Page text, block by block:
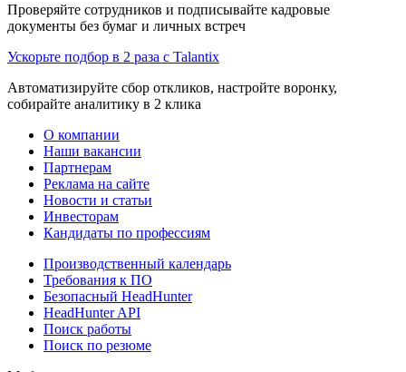
Проверяйте сотрудников и подписывайте кадровые
документы без бумаг и личных встреч
Ускорьте подбор в 2 раза с Talantix
Автоматизируйте сбор откликов, настройте воронку,
собирайте аналитику в 2 клика
О компании
Наши вакансии
Партнерам
Реклама на сайте
Новости и статьи
Инвесторам
Кандидаты по профессиям
Производственный календарь
Требования к ПО
Безопасный HeadHunter
HeadHunter API
Поиск работы
Поиск по резюме